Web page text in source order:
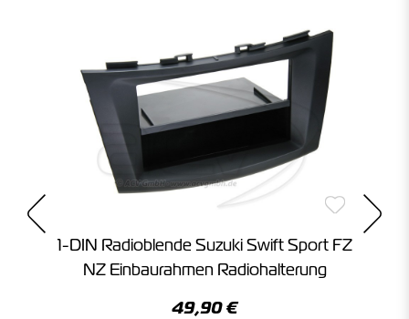
1-DIN Radioblende Suzuki Swift Sport FZ
NZ Einbaurahmen Radiohalterung
49,90 €